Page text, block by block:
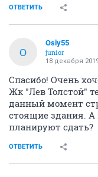
ОТВЕТИТЬ
O
Osiy55
junior
18 декабря
Спасибо! Очень
Жк "Лев Толстой"
данный момент
стоящие здания. А
планируют сдать?
ОТВЕТИТЬ